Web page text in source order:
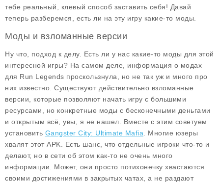
тебе реальный, клевый способ заставить себя! Давай
теперь разберемся, есть ли на эту игру какие-то моды.
Моды и взломанные версии
Ну что, подход к делу. Есть ли у нас какие-то моды для этой
интересной игры? На самом деле, информация о модах
для Run Legends проскользнула, но не так уж и много про
них известно. Существуют действительно взломанные
версии, которые позволяют начать игру с большими
ресурсами, но конкретные моды с бесконечными деньгами
и открытым всё, увы, я не нашел. Вместе с этим советуем
установить Gangster City: Ultimate Mafia . Многие юзеры
хвалят этот APK. Есть шанс, что отдельные игроки что-то и
делают, но в сети об этом как-то не очень много
информации. Может, они просто потихонечку хвастаются
своими достижениями в закрытых чатах, а не раздают